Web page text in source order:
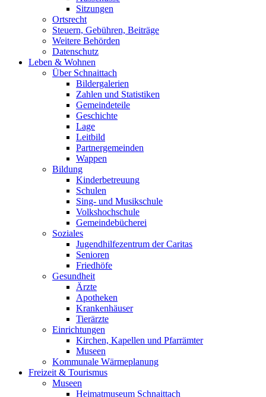
Sitzungen
Ortsrecht
Steuern, Gebühren, Beiträge
Weitere Behörden
Datenschutz
Leben & Wohnen
Über Schnaittach
Bildergalerien
Zahlen und Statistiken
Gemeindeteile
Geschichte
Lage
Leitbild
Partnergemeinden
Wappen
Bildung
Kinderbetreuung
Schulen
Sing- und Musikschule
Volkshochschule
Gemeindebücherei
Soziales
Jugendhilfezentrum der Caritas
Senioren
Friedhöfe
Gesundheit
Ärzte
Apotheken
Krankenhäuser
Tierärzte
Einrichtungen
Kirchen, Kapellen und Pfarrämter
Museen
Kommunale Wärmeplanung
Freizeit & Tourismus
Museen
Heimatmuseum Schnaittach